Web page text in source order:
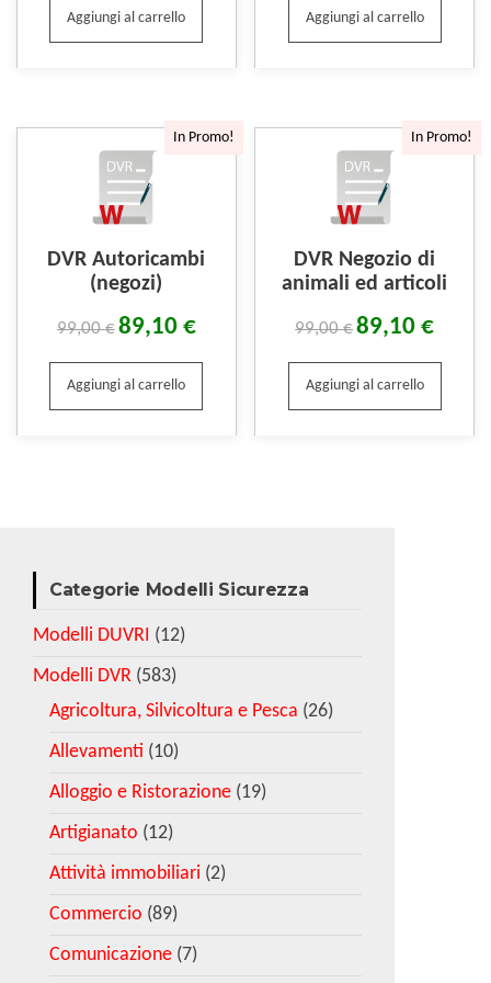
Aggiungi al carrello Aggiungi al carrello
In Promo!
DVR Autoricambi
(negozi)
99,00€89,10 €
Aggiungi al carrello
In Promo!
DVR Negozio di
animali ed articoli
99,00€89,10€
Aggiungi al carrello
Categorie Modelli Sicurezza
Modelli DUVRI (12)
Modelli DVR (583)
Agricoltura, Silvicoltura e Pesca (26)
Allevamenti (10)
Alloggio e Ristorazione (19)
Artigianato (12)
Attività immobiliari (2)
Commercio (89)
Comunicazione (7)